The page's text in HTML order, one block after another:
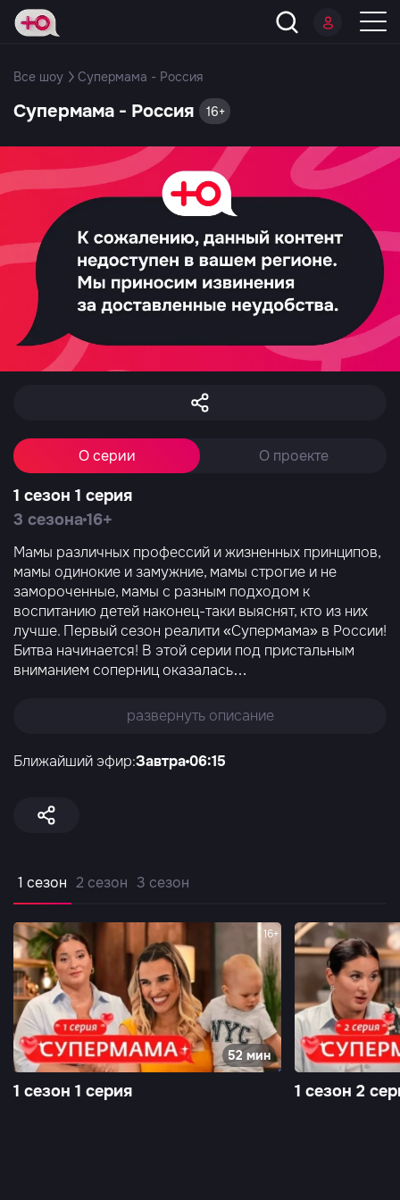
Все шоу Супермама - Россия
Супермама - Россия 16+
О серии О проекте
1 сезон 1 серия
3 сезона16+
Мамы различных профессий и жизненных принципов,
мамы одинокие и замужние, мамы строгие и не
замороченные, мамы с разным подходом к
воспитанию детей наконец-таки выяснят, кто из них
лучше. Первый сезон реалити «Супермама» в России!
Битва начинается! В этой серии под пристальным
вниманием соперниц оказалась…
развернуть описание
Ближайший эфир:Завтра06:15
1 сезон 2 сезон 3 сезон
16+
52 мин
1 сезон 1 серия 1 сезон 2